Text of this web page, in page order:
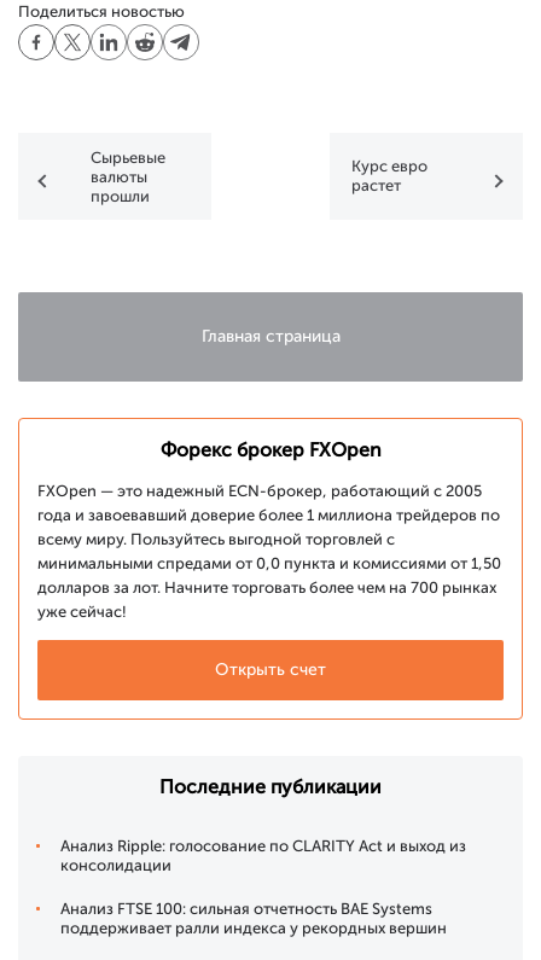
Поделиться новостью
Сырьевые
валюты
прошли
Курс евро
растет
Главная страница
Форекс брокер FXOpen
FXOpen — это надежный ECN-брокер, работающий с 2005
года и завоевавший доверие более 1 миллиона трейдеров по
всему миру. Пользуйтесь выгодной торговлей с
минимальными спредами от 0,0 пункта и комиссиями от 1,50
долларов за лот. Начните торговать более чем на 700 рынках
уже сейчас!
Открыть счет
Последние публикации
Анализ Ripple: голосование по CLARITY Act и выход из
консолидации
Анализ FTSE 100: сильная отчетность BAE Systems
поддерживает ралли индекса у рекордных вершин